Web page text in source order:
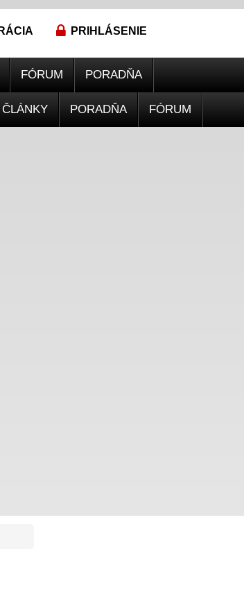
PRIHLÁSENIE
FÓRUM PORADŇA
ČLÁNKY PORADŇA FÓRUM